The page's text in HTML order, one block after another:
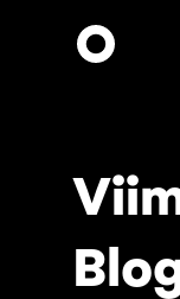
pääsisältöön